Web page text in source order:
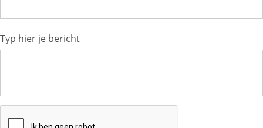
Typ hier je bericht